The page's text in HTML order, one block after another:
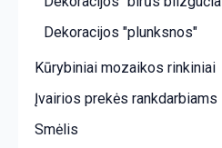
Dekoracijos "plunksnos"
Kūrybiniai mozaikos rinkiniai
Įvairios prekės rankdarbiams
Smėlis